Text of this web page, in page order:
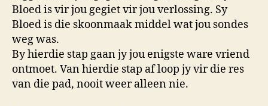
Bloed is vir jou gegiet vir jou verlossing. Sy
Bloed is die skoonmaak middel wat jou sondes
weg was.
By hierdie stap gaan jy jou enigste ware vriend
ontmoet. Van hierdie stap af loop jy vir die res
van die pad, nooit weer alleen nie.